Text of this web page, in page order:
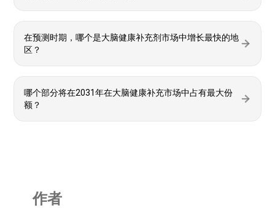
在预测时期，哪个是大脑健康补充剂市场中增长最快的地
区？
哪个部分将在2031年在大脑健康补充市场中占有最大份
额？
作者